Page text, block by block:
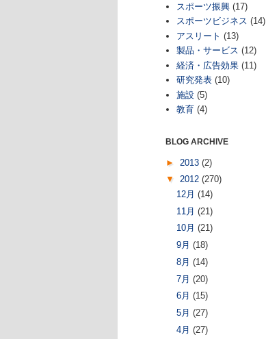
スポーツ振興 (17)
スポーツビジネス (14)
アスリート (13)
製品・サービス (12)
経済・広告効果 (11)
研究発表 (10)
施設 (5)
教育 (4)
BLOG ARCHIVE
► 2013 (2)
▼ 2012 (270)
12月 (14)
11月 (21)
10月 (21)
9月 (18)
8月 (14)
7月 (20)
6月 (15)
5月 (27)
4月 (27)